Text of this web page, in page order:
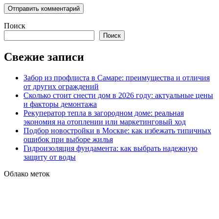
Поиск
Поиск
Свежие записи
Забор из профлиста в Самаре: преимущества и отличия
от других ограждений
Сколько стоит снести дом в 2026 году: актуальные цены
и факторы демонтажа
Рекуператор тепла в загородном доме: реальная
экономия на отоплении или маркетинговый ход
Подбор новостройки в Москве: как избежать типичных
ошибок при выборе жилья
Гидроизоляция фундамента: как выбрать надежную
защиту от воды
Облако меток